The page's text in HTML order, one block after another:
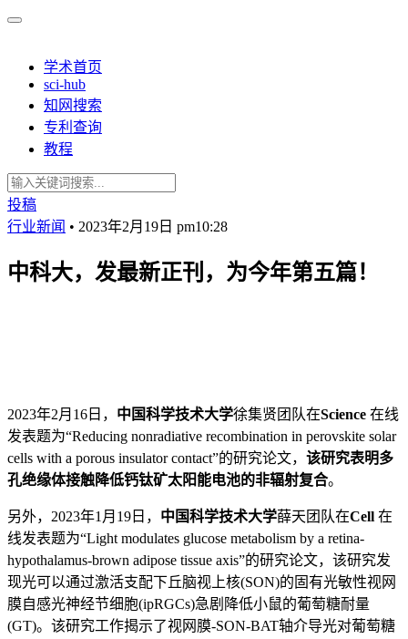
学术首页
sci-hub
知网搜索
专利查询
教程
投稿
行业新闻 • 2023年2月19日 pm10:28
中科大，发最新正刊，为今年第五篇！
2023年2月16日， 中国科学技术大学徐集贤团队在Science 在线
发表题为“Reducing nonradiative recombination in perovskite solar
cells with a porous insulator contact”的研究论文， 该研究表明多
孔绝缘体接触降低钙钛矿太阳能电池的非辐射复合。
另外，2023年1月19日， 中国科学技术大学薛天团队在Cell 在
线发表题为“Light modulates glucose metabolism by a retina-
hypothalamus-brown adipose tissue axis”的研究论文，该研究发
现光可以通过激活支配下丘脑视上核(SON)的固有光敏性视网
膜自感光神经节细胞(ipRGCs)急剧降低小鼠的葡萄糖耐量
(GT)。该研究工作揭示了视网膜-SON-BAT轴介导光对葡萄糖